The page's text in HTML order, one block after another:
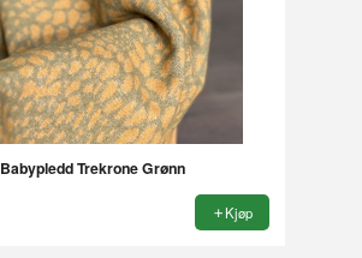
Babypledd Trekrone Grønn
Kjøp